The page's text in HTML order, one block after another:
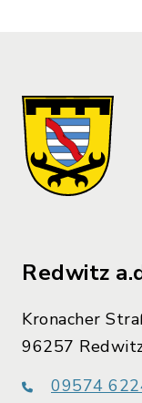
Redwitz
Kronacher
96257
09574